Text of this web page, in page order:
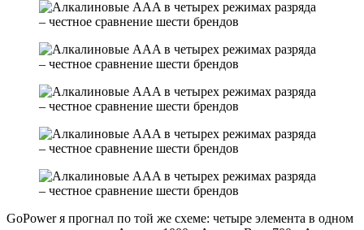
GoPower я прогнал по той же схеме: четыре элемента в одном